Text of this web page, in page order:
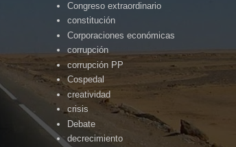
Congreso extraordinario
constitución
Corporaciones económicas
corrupción
corrupción PP
Cospedal
creatividad
crisis
Debate
decrecimiento